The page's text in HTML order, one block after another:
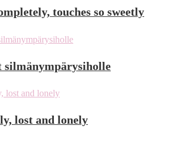
touches so sweetly
silmänympärysiholle
lost and lonely